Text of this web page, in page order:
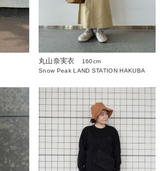
丸山奈実衣
160cm
Snow Peak LAND STATION HAKUBA